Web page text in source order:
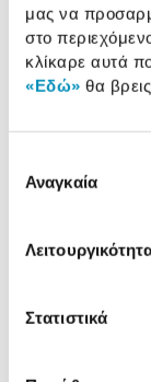
μας να
στο
κλίκαρε αυτά
«Εδώ» θα
συγκατάθεσης
Αναγκαία
Στατιστικά
Αναλυτική
Αναλυτική
προϊόντος
Αξιολογήσεις
Δες τι